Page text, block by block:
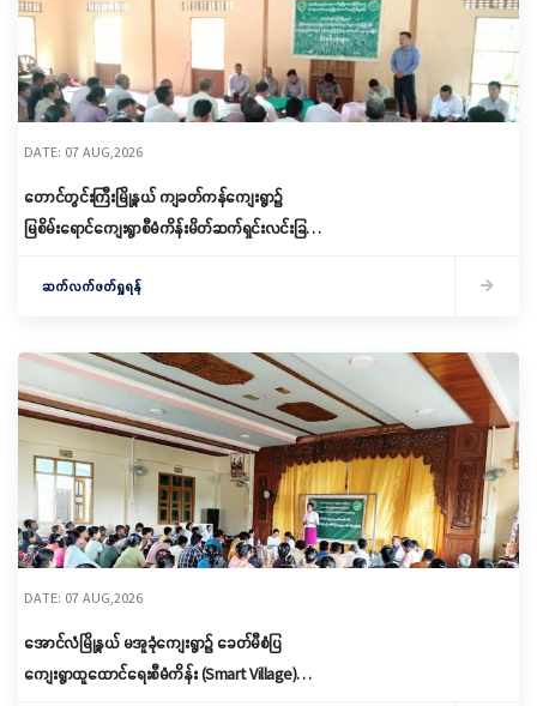
DATE: 07 AUG,2026
တောင်တွင်းကြီးမြို့နယ် ကျခတ်ကန်ကျေးရွာ၌
မြစိမ်းရောင်ကျေးရွာစီမံကိန်းမိတ်ဆက်ရှင်းလင်းခြင်း
ဆက်လက်ဖတ်ရှုရန်
DATE: 07 AUG,2026
အောင်လံမြို့နယ် မအူခုံကျေးရွာ၌ ခေတ်မီစံပြ
ကျေးရွာထူထောင်ရေးစီမံကိန်း (Smart Village)